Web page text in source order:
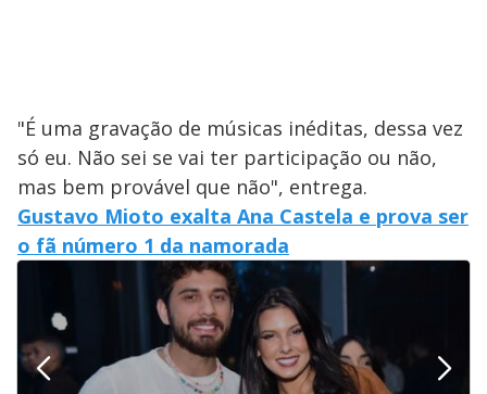
"É uma gravação de músicas inéditas, dessa vez
só eu. Não sei se vai ter participação ou não,
mas bem provável que não", entrega.
Gustavo Mioto exalta Ana Castela e prova ser
o fã número 1 da namorada